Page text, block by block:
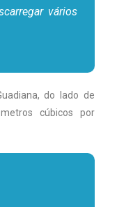
vários
do lado de
cúbicos por